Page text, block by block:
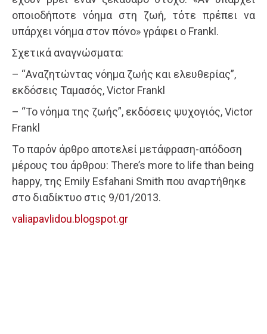
οποιοδήποτε νόημα στη ζωή, τότε πρέπει να
υπάρχει νόημα στον πόνο» γράφει ο Frankl.
Σχετικά αναγνώσματα:
– “Αναζητώντας νόημα ζωής και ελευθερίας”,
εκδόσεις Ταμασός, Victor Frankl
– “Το νόημα της ζωής”, εκδόσεις ψυχογιός, Victor
Frankl
Tο παρόν άρθρο αποτελεί μετάφραση-απόδοση
μέρους του άρθρου: There’s more to life than being
happy, της Emily Esfahani Smith που αναρτήθηκε
στο διαδίκτυο στις 9/01/2013.
valiapavlidou.blogspot.gr